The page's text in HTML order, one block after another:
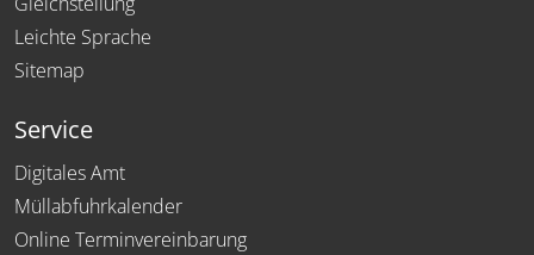
Leichte Sprache
Sitemap
Service
Digitales Amt
Müllabfuhrkalender
Online Terminvereinbarung